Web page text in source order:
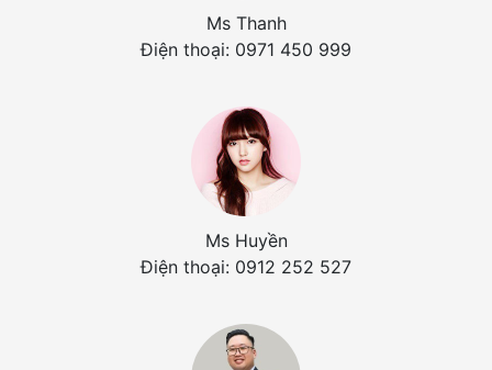
Ms Thanh
Điện thoại: 0971 450 999
Ms Huyền
Điện thoại: 0912 252 527